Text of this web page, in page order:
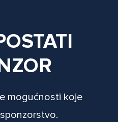
mogućnosti koje